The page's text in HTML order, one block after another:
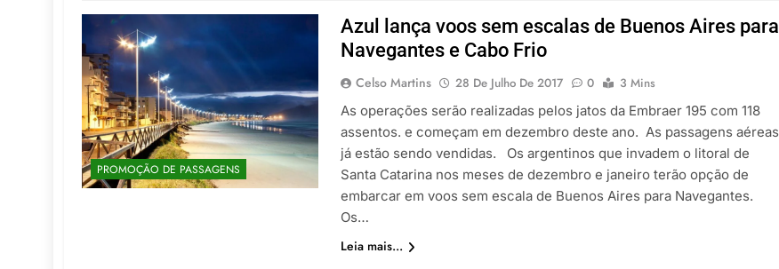
PROMOÇÃO DE PASSAGENS
Azul lança voos sem escalas de Buenos Aires para
Navegantes e Cabo Frio
Celso Martins 28 De Julho De 2017 0
3 Mins
As operações serão realizadas pelos jatos da Embraer 195 com 118
assentos. e começam em dezembro deste ano. As passagens aéreas
já estão sendo vendidas. Os argentinos que invadem o litoral de
Santa Catarina nos meses de dezembro e janeiro terão opção de
embarcar em voos sem escala de Buenos Aires para Navegantes.
Os…
Leia mais...